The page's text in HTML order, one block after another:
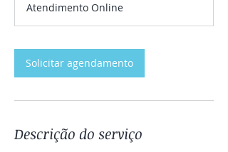
m
i
Atendimento Online
Solicitar agendamento
Descrição do serviço